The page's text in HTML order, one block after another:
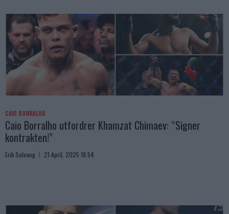
CAIO BORRALHO
Caio Borralho utfordrer Khamzat Chimaev: “Signer
kontrakten!”
Erik Solvang 21 April, 2025 18:54